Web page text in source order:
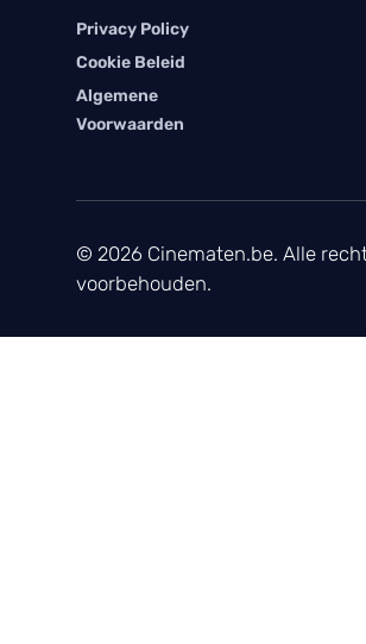
Privacy Policy
Cookie Beleid
Algemene
Voorwaarden
© 2026 Cinematen.be. Alle
voorbehouden.